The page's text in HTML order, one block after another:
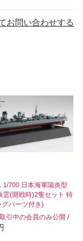
お問い合わせする
1/700 日本海軍陽炎型
雲(開戦時)2隻セット 特
パーツ付き)
取引中の会員のみ公開 /